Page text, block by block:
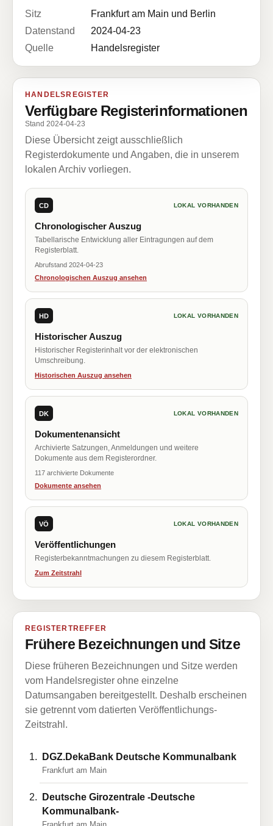
Sitz
Frankfurt am Main und Berlin
Datenstand
2024-04-23
Quelle
Handelsregister
HANDELSREGISTER
Verfügbare Registerinformationen
Stand 2024-04-23
Diese Übersicht zeigt ausschließlich
Registerdokumente und Angaben, die in unserem
lokalen Archiv vorliegen.
CD LOKAL VORHANDEN
Chronologischer Auszug
Tabellarische Entwicklung aller Eintragungen auf dem
Registerblatt.
Abrufstand 2024-04-23
Chronologischen Auszug ansehen
HD LOKAL VORHANDEN
Historischer Auszug
Historischer Registerinhalt vor der elektronischen
Umschreibung.
Historischen Auszug ansehen
DK LOKAL VORHANDEN
Dokumentenansicht
Archivierte Satzungen, Anmeldungen und weitere
Dokumente aus dem Registerordner.
117 archivierte Dokumente
Dokumente ansehen
VÖ LOKAL VORHANDEN
Veröffentlichungen
Registerbekanntmachungen zu diesem Registerblatt.
Zum Zeitstrahl
REGISTERTREFFER
Frühere Bezeichnungen und Sitze
Diese früheren Bezeichnungen und Sitze werden
vom Handelsregister ohne einzelne
Datumsangaben bereitgestellt. Deshalb erscheinen
sie getrennt vom datierten Veröffentlichungs-
Zeitstrahl.
DGZ.DekaBank Deutsche Kommunalbank
Frankfurt am Main
Deutsche Girozentrale -Deutsche
Kommunalbank-